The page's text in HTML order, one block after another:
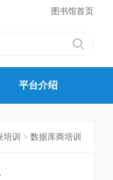
图书馆首页
平台介绍
培训 > 数据库商培训